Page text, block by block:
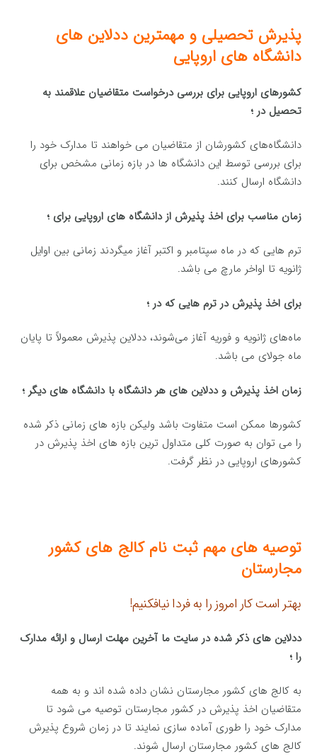
پذیرش تحصیلی و مهمترین ددلاین های
دانشگاه های اروپایی
کشورهای اروپایی برای بررسی درخواست متقاضیان علاقمند به
تحصیل در ؛
دانشگاه‌های کشورشان از متقاضیان می خواهند تا مدارک خود را
برای بررسی توسط این دانشگاه ها در بازه زمانی مشخص برای
دانشگاه ارسال کنند.
زمان مناسب برای اخذ پذیرش از دانشگاه های اروپایی برای ؛
ترم هایی که در ماه سپتامبر و اکتبر آغاز میگردند زمانی بین اوایل
ژانویه تا اواخر مارچ می باشد.
برای اخذ پذیرش در ترم هایی که در ؛
ماه‌های ژانویه و فوریه آغاز می‌شوند، ددلاین پذیرش معمولاً تا پایان
ماه جولای می باشد.
زمان اخذ پذیرش و ددلاین های هر دانشگاه با دانشگاه های دیگر ؛
کشورها ممکن است متفاوت باشد ولیکن بازه های زمانی ذکر شده
را می توان به صورت کلی متداول ترین بازه های اخذ پذیرش در
کشورهای اروپایی در نظر گرفت.
توصیه های مهم ثبت نام کالج های کشور
مجارستان
بهتر است کار امروز را به فردا نیافکنیم!
ددلاین های ذکر شده در سایت ما آخرین مهلت ارسال و ارائه مدارک
را ؛
به کالج های کشور مجارستان نشان داده شده اند و به همه
متقاضیان اخذ پذیرش در کشور مجارستان توصیه می شود تا
مدارک خود را طوری آماده سازی نمایند تا در زمان شروع پذیرش
کالج های کشور مجارستان ارسال شوند.